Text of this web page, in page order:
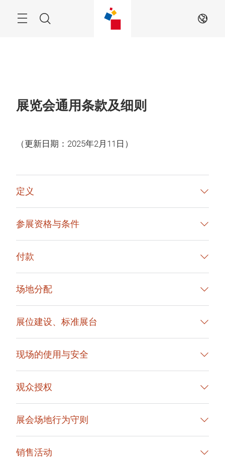
ZH
展览会通用条款及细则
（更新日期：2025年2月11日）
定义
参展资格与条件
付款
场地分配
展位建设、标准展台
现场的使用与安全
观众授权
展会场地行为守则
销售活动